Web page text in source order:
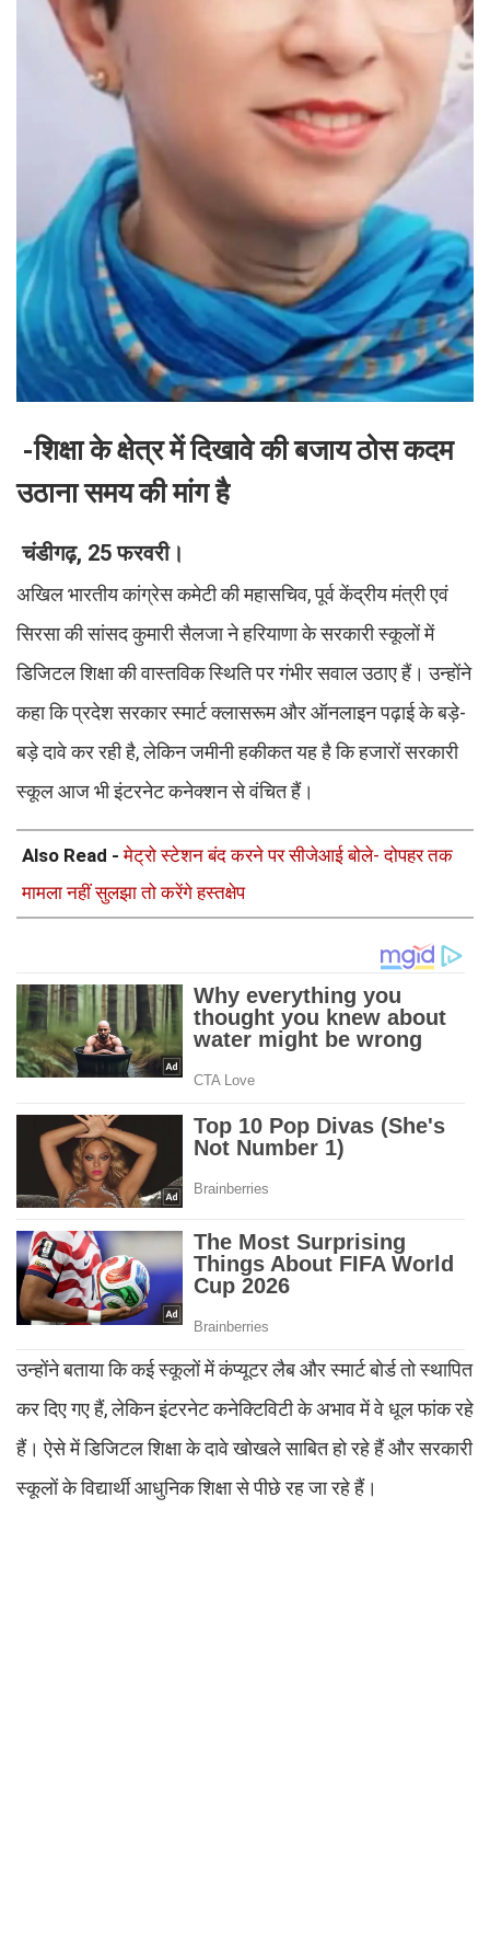
-शिक्षा के क्षेत्र में दिखावे की बजाय ठोस कदम
उठाना समय की मांग है
चंडीगढ़, 25 फरवरी।
अखिल भारतीय कांग्रेस कमेटी की महासचिव, पूर्व केंद्रीय मंत्री एवं
सिरसा की सांसद कुमारी सैलजा ने हरियाणा के सरकारी स्कूलों में
डिजिटल शिक्षा की वास्तविक स्थिति पर गंभीर सवाल उठाए हैं। उन्होंने
कहा कि प्रदेश सरकार स्मार्ट क्लासरूम और ऑनलाइन पढ़ाई के बड़े-
बड़े दावे कर रही है, लेकिन जमीनी हकीकत यह है कि हजारों सरकारी
स्कूल आज भी इंटरनेट कनेक्शन से वंचित हैं।
Also Read -मेट्रो स्टेशन बंद करने पर सीजेआई बोले- दोपहर तक
मामला नहीं सुलझा तो करेंगे हस्तक्षेप
उन्होंने बताया कि कई स्कूलों में कंप्यूटर लैब और स्मार्ट बोर्ड तो स्थापित
कर दिए गए हैं, लेकिन इंटरनेट कनेक्टिविटी के अभाव में वे धूल फांक रहे
हैं। ऐसे में डिजिटल शिक्षा के दावे खोखले साबित हो रहे हैं और सरकारी
स्कूलों के विद्यार्थी आधुनिक शिक्षा से पीछे रह जा रहे हैं।